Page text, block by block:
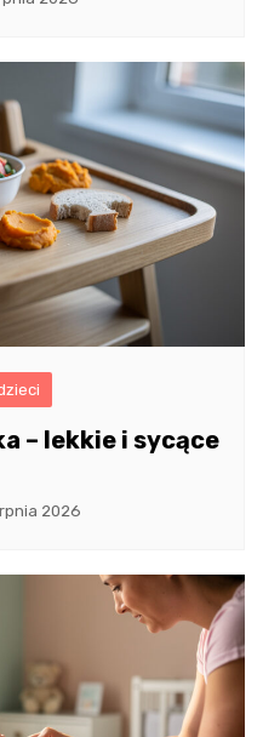
– lekkie i sycące
2026